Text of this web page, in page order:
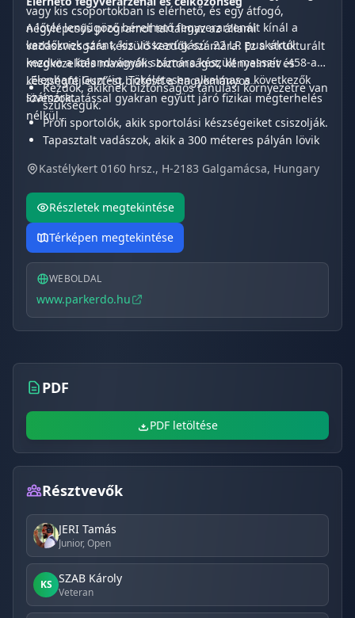
vagy kis csoportokban is elérhető, és egy átfogó,
négylépcsős programot tartalmaz az állami
vadászvizsgára készülő kezdők számára. Ez a strukturált
megközelítés maximális biztonságot, kényelmet és
készségfejlesztést biztosít a hagyományos
lövészoktatással gyakran együtt járó fizikai megterhelés
nélkül.
A lőtér lenyűgöző bérelhető fegyverarzenált kínál a
kezdőknek szánt, kis visszarúgású .22 LR puskáktól
kezdve a kalandvágyók számára készült masszív .458-as
„Elephant Gun”-ig. Tökéletesen alkalmas a következők
számára:
Kezdők, akiknek biztonságos tanulási környezetre van
szükségük.
Profi sportolók, akik sportolási készségeiket csiszolják.
Tapasztalt vadászok, akik a 300 méteres pályán lövik
Vállalati csoportok, akik biztonságos,
forgószínpadszerű csapatépítő rendezvényeken
vesznek részt, amelyek prémium vadhús-
gasztronómiával zárulnak.
Kastélykert 0160 hrsz., H-2183 Galgamácsa, Hungary
Részletek megtekintése
Térképen megtekintése
WEBOLDAL
www.parkerdo.hu
PDF
PDF letöltése
Résztvevők
JERI Tamás
Junior, Open
KS SZAB Károly
Veteran